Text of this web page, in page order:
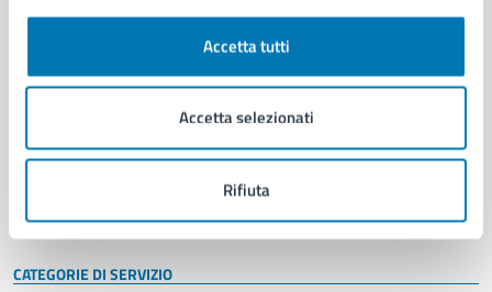
Accetta tutti
Accetta selezionati
Rifiuta
Organi di governo
Enti e fondazioni
Personale amministrativo
Intranet, posta aziendale e protocollo
CATEGORIE DI SERVIZIO